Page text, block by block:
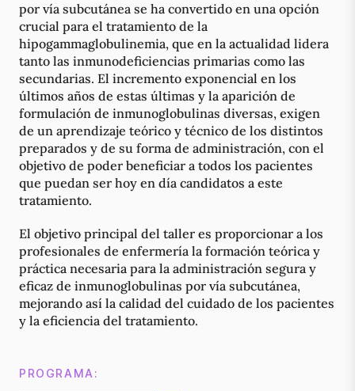
por vía subcutánea se ha convertido en una opción
crucial para el tratamiento de la
hipogammaglobulinemia, que en la actualidad lidera
tanto las inmunodeficiencias primarias como las
secundarias. El incremento exponencial en los
últimos años de estas últimas y la aparición de
formulación de inmunoglobulinas diversas, exigen
de un aprendizaje teórico y técnico de los distintos
preparados y de su forma de administración, con el
objetivo de poder beneficiar a todos los pacientes
que puedan ser hoy en día candidatos a este
tratamiento.
El objetivo principal del taller es proporcionar a los
profesionales de enfermería la formación teórica y
práctica necesaria para la administración segura y
eficaz de inmunoglobulinas por vía subcutánea,
mejorando así la calidad del cuidado de los pacientes
y la eficiencia del tratamiento.
PROGRAMA: